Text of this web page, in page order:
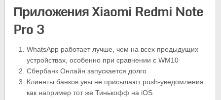
Приложения Xiaomi Redmi Note
Pro 3
WhatsApp работает лучше, чем на всех предыдущих
устройствах, особенно при сравнении с WM10
Сбербанк Онлайн запускается долго
Клиенты банков увы не присылают push-уведомления
как например тот же Тинькофф на iOS